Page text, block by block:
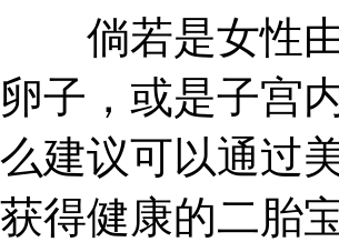
倘若是女性由
卵子，或是子宫
么建议可以通过
获得健康的二胎